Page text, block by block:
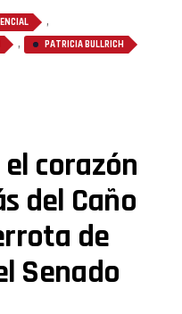
,
, PATRICIA BULLRICH
corazón
del Caño
de
Senado